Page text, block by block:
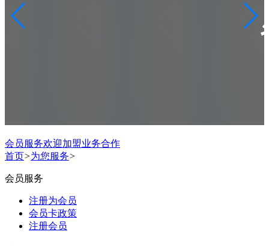
会员服务欢迎加盟业务合作
首页>为您服务>
会员服务
注册为会员
会员卡政策
注册会员